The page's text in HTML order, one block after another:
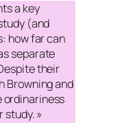
a key
(and
how far can
separate
their
Browning and
ordinariness
»